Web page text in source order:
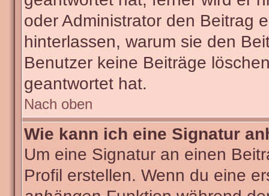
oder Administrator den Beitrag
hinterlassen, warum sie den
Benutzer keine Beiträge
geantwortet hat.
Nach oben
Wie kann ich eine Signatur
Um eine Signatur an einen
Profil erstellen. Wenn du eine